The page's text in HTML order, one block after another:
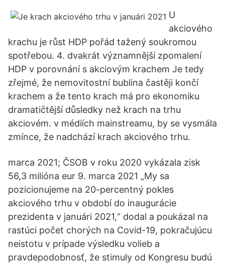
U
akciového
krachu je růst HDP pořád tažený soukromou
spotřebou. 4. dvakrát významnější zpomalení
HDP v porovnání s akciovým krachem Je tedy
zřejmé, že nemovitostní bublina častěji končí
krachem a že tento krach má pro ekonomiku
dramatičtější důsledky než krach na trhu
akciovém. v médiích mainstreamu, by se vysmála
zmínce, že nadchází krach akciového trhu.
marca 2021; ČSOB v roku 2020 vykázala zisk
56,3 milióna eur 9. marca 2021 „My sa
pozicionujeme na 20-percentný pokles
akciového trhu v období do inaugurácie
prezidenta v januári 2021,“ dodal a poukázal na
rastúci počet chorých na Covid-19, pokračujúcu
neistotu v prípade výsledku volieb a
pravdepodobnosť, že stimuly od Kongresu budú